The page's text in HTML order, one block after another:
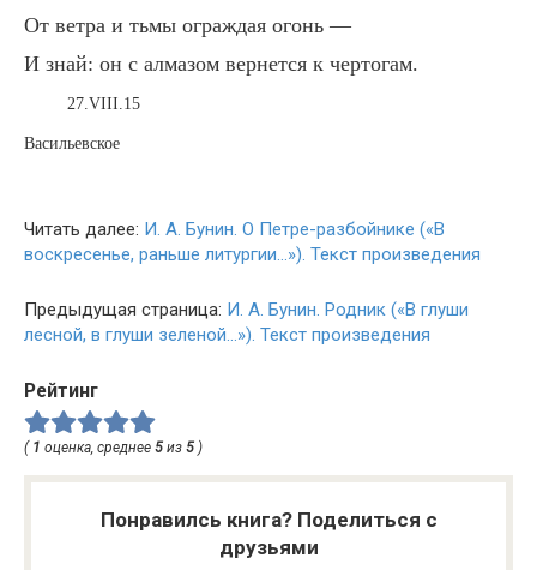
От ветра и тьмы ограждая огонь —
И знай: он с алмазом вернется к чертогам.
27.VIII.15
Васильевское
Читать далее: И. А. Бунин. О Петре-разбойнике («В
воскресенье, раньше литургии…»). Текст произведения
Предыдущая страница: И. А. Бунин. Родник («В глуши
лесной, в глуши зеленой…»). Текст произведения
Рейтинг
( 1 оценка, среднее 5 из 5 )
Понравилсь книга? Поделиться с
друзьями